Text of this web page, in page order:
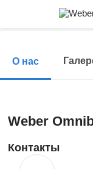
О нас
Weber
Контакты